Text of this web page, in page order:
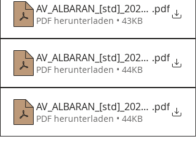
AV_ALBARAN_[std]_20250625130812
.pdf
PDF herunterladen • 43KB
AV_ALBARAN_[std]_20250625130613
.pdf
PDF herunterladen • 44KB
AV_ALBARAN_[std]_20250625130726
.pdf
PDF herunterladen • 44KB